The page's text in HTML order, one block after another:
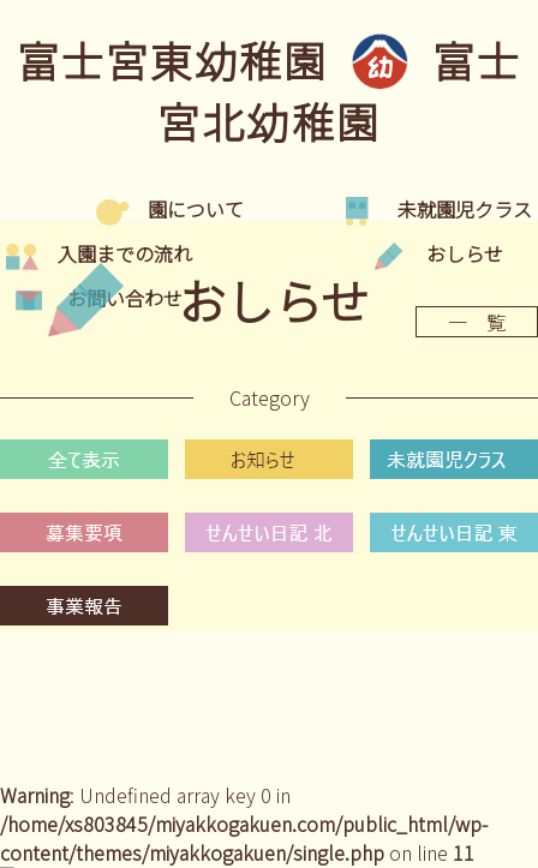
富士宮東幼稚園
富士
宮北幼稚園
園について
未就園児クラス
入園までの流れ
おしらせ
お問い合わせおしらせ 一 覧
Category
Warning: Undefined array key 0 in
/home/xs803845/miyakkogakuen.com/public_html/wp-
content/themes/miyakkogakuen/single.php on line 11